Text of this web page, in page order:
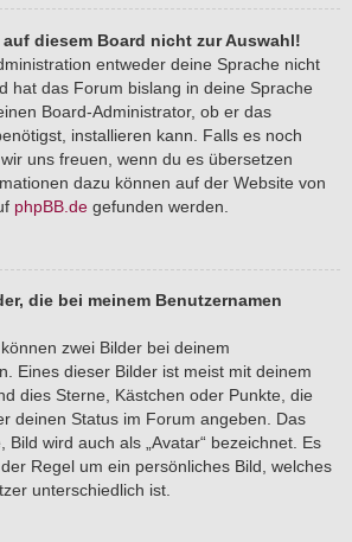
diesem Board nicht zur Auswahl!
entweder deine Sprache nicht
hat das Forum bislang in deine Sprache
Board-Administrator, ob er das
installieren kann. Falls es noch
uns freuen, wenn du es übersetzen
dazu können auf der Website von
phpBB.de gefunden werden.
die bei meinem Benutzernamen
zwei Bilder bei deinem
Eines dieser Bilder ist meist mit deinem
dies Sterne, Kästchen oder Punkte, die
deinen Status im Forum angeben. Das
wird auch als „Avatar“ bezeichnet. Es
Regel um ein persönliches Bild, welches
unterschiedlich ist.